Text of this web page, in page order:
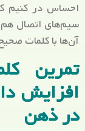
احساس در کنیم
سیم‌های اتصال
آن‌ها با کلمات
تمرین
افزایش
در ذهن